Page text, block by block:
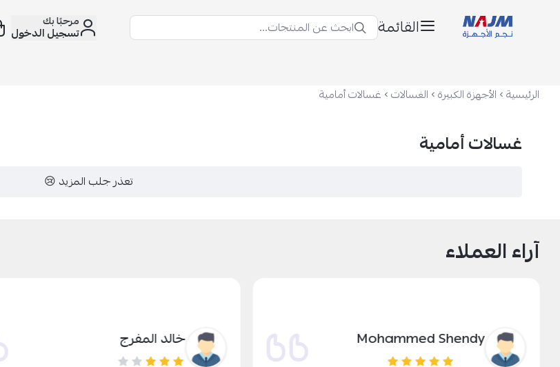
القائمة ابحث عن المنتجات... مرحبًا بك
تسجيل الدخول
الرئيسية الأجهزة الكبيرة الغسالات غسالات أمامية
غسالات أمامية
تعذر جلب المزيد 😢
آراء العملاء
Mohammed Shendy خالد المفرج